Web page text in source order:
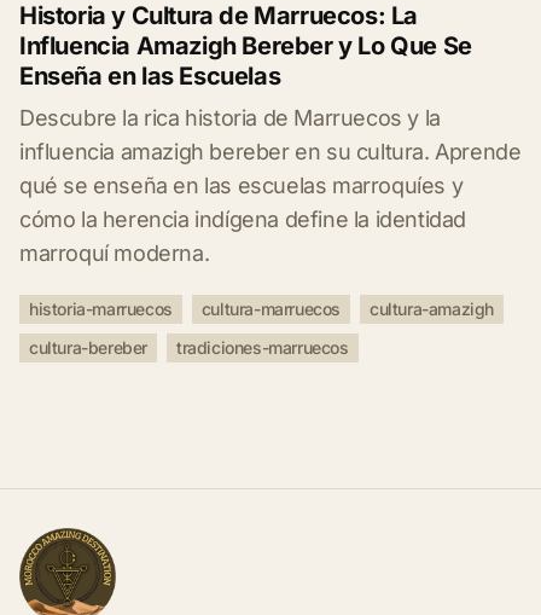
Historia y Cultura de Marruecos: La
Influencia Amazigh Bereber y Lo Que Se
Enseña en las Escuelas
Descubre la rica historia de Marruecos y la
influencia amazigh bereber en su cultura. Aprende
qué se enseña en las escuelas marroquíes y
cómo la herencia indígena define la identidad
marroquí moderna.
historia-marruecos cultura-marruecos
cultura-amazigh
cultura-bereber
tradiciones-marruecos